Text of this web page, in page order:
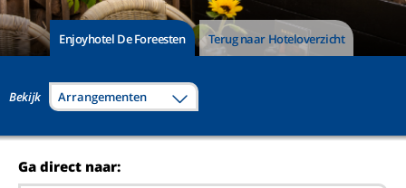
Enjoyhotel De Foreesten Terug naar Hoteloverzicht
Bekijk Arrangementen
Ga direct naar: